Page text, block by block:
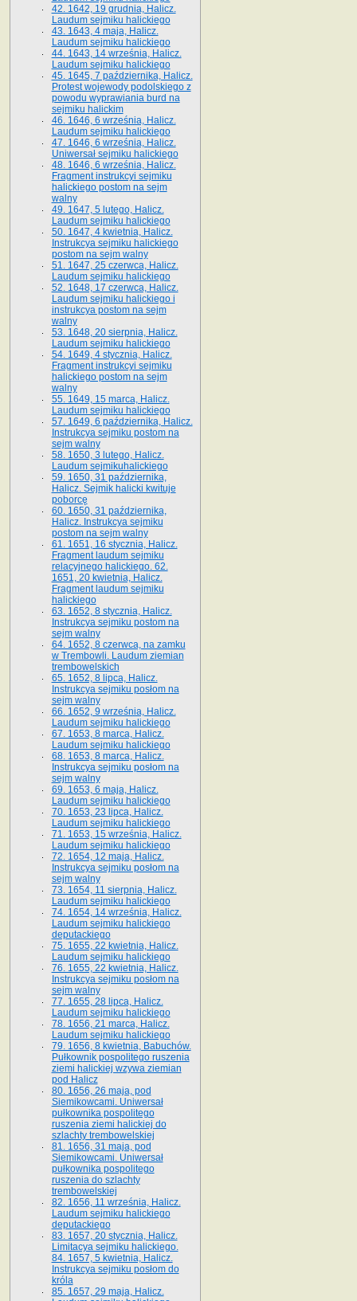
42. 1642, 19 grudnia, Halicz.
Laudum sejmiku halickiego
43. 1643, 4 maja, Halicz.
Laudum sejmiku halickiego
44. 1643, 14 września, Halicz.
Laudum sejmiku halickiego
45. 1645, 7 października, Halicz.
Protest wojewody podolskiego z
powodu wyprawiania burd na
sejmiku halickim
46. 1646, 6 września, Halicz.
Laudum sejmiku halickiego
47. 1646, 6 września, Halicz.
Uniwersał sejmiku halickiego
48. 1646, 6 września, Halicz.
Fragment instrukcyi sejmiku
halickiego postom na sejm
walny
49. 1647, 5 lutego, Halicz.
Laudum sejmiku halickiego
50. 1647, 4 kwietnia, Halicz.
Instrukcya sejmiku halickiego
postom na sejm walny
51. 1647, 25 czerwca, Halicz.
Laudum sejmiku halickiego
52. 1648, 17 czerwca, Halicz.
Laudum sejmiku halickiego i
instrukcya postom na sejm
walny
53. 1648, 20 sierpnia, Halicz.
Laudum sejmiku halickiego
54. 1649, 4 stycznia, Halicz.
Fragment instrukcyi sejmiku
halickiego postom na sejm
walny
55. 1649, 15 marca, Halicz.
Laudum sejmiku halickiego
57. 1649, 6 października, Halicz.
Instrukcya sejmiku postom na
sejm walny
58. 1650, 3 lutego, Halicz.
Laudum sejmikuhalickiego
59. 1650, 31 października,
Halicz. Sejmik halicki kwituje
poborcę
60. 1650, 31 października,
Halicz. Instrukcya sejmiku
postom na sejm walny
61. 1651, 16 stycznia, Halicz.
Fragment laudum sejmiku
relacyjnego halickiego. 62.
1651, 20 kwietnia, Halicz.
Fragment laudum sejmiku
halickiego
63. 1652, 8 stycznia, Halicz.
Instrukcya sejmiku postom na
sejm walny
64. 1652, 8 czerwca, na zamku
w Trembowli. Laudum ziemian
trembowelskich
65. 1652, 8 lipca, Halicz.
Instrukcya sejmiku posłom na
sejm walny
66. 1652, 9 września, Halicz.
Laudum sejmiku halickiego
67. 1653, 8 marca, Halicz.
Laudum sejmiku halickiego
68. 1653, 8 marca, Halicz.
Instrukcya sejmiku posłom na
sejm walny
69. 1653, 6 maja, Halicz.
Laudum sejmiku halickiego
70. 1653, 23 lipca, Halicz.
Laudum sejmiku halickiego
71. 1653, 15 września, Halicz.
Laudum sejmiku halickiego
72. 1654, 12 maja, Halicz.
Instrukcya sejmiku posłom na
sejm walny
73. 1654, 11 sierpnia, Halicz.
Laudum sejmiku halickiego
74. 1654, 14 września, Halicz.
Laudum sejmiku halickiego
deputackiego
75. 1655, 22 kwietnia, Halicz.
Laudum sejmiku halickiego
76. 1655, 22 kwietnia, Halicz.
Instrukcya sejmiku posłom na
sejm walny
77. 1655, 28 lipca, Halicz.
Laudum sejmiku halickiego
78. 1656, 21 marca, Halicz.
Laudum sejmiku halickiego
79. 1656, 8 kwietnia, Babuchów.
Pułkownik pospolitego ruszenia
ziemi halickiej wzywa ziemian
pod Halicz
80. 1656, 26 maja, pod
Siemikowcami. Uniwersał
pułkownika pospolitego
ruszenia ziemi halickiej do
szlachty trembowelskiej
81. 1656, 31 maja, pod
Siemikowcami. Uniwersał
pułkownika pospolitego
ruszenia do szlachty
trembowelskiej
82. 1656, 11 września, Halicz.
Laudum sejmiku halickiego
deputackiego
83. 1657, 20 stycznia, Halicz.
Limitacya sejmiku halickiego.
84. 1657, 5 kwietnia, Halicz.
Instrukcya sejmiku posłom do
króla
85. 1657, 29 maja, Halicz.